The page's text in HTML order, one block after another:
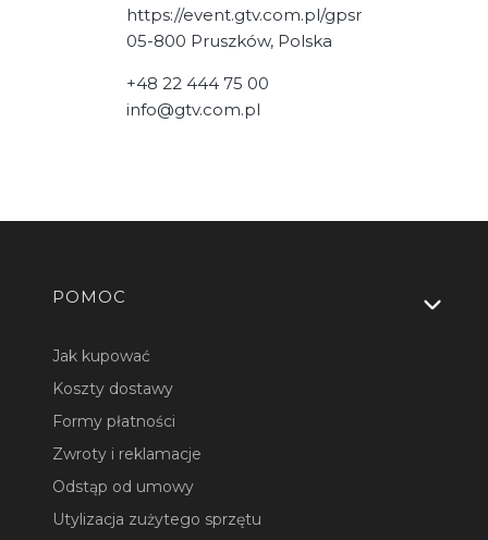
https://event.gtv.com.pl/gpsr
05-800 Pruszków, Polska
+48 22 444 75 00
info@gtv.com.pl
Linki w stopce
POMOC
Jak kupować
Koszty dostawy
Formy płatności
Zwroty i reklamacje
Odstąp od umowy
Utylizacja zużytego sprzętu